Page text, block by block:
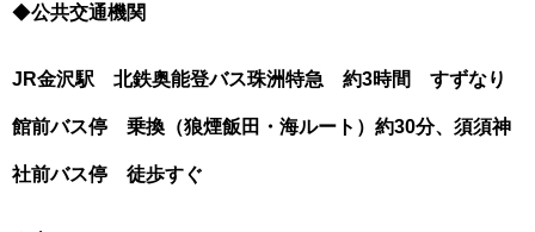
◆公共交通機関
JR金沢駅 北鉄奥能登バス珠洲特急 約3時間 すずなり
館前バス停 乗換（狼煙飯田・海ルート）約30分、須須神
社前バス停 徒歩すぐ